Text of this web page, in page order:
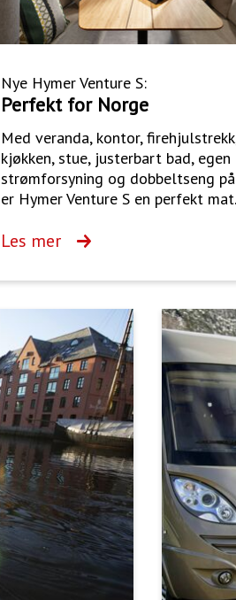
Nye Hymer Venture S:
Perfekt for Norge
Med veranda, kontor,
kjøkken, stue, justerbart bad, egen
strømforsyning og dobbeltseng
er Hymer Venture S en perfekt
Les mer